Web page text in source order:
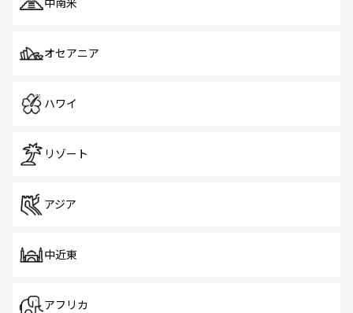
中南米
オセアニア
ハワイ
リゾート
アジア
中近東
アフリカ